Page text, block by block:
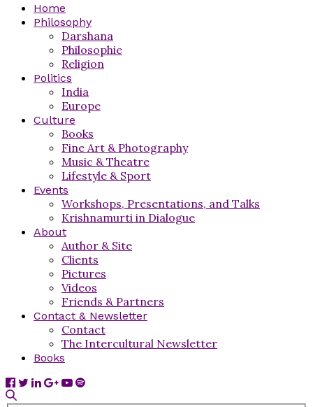
Home
Philosophy
Darshana
Philosophie
Religion
Politics
India
Europe
Culture
Books
Fine Art & Photography
Music & Theatre
Lifestyle & Sport
Events
Workshops, Presentations, and Talks
Krishnamurti in Dialogue
About
Author & Site
Clients
Pictures
Videos
Friends & Partners
Contact & Newsletter
Contact
The Intercultural Newsletter
Books